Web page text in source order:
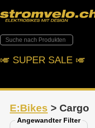
🎺︎ SUPER SALE 🎺︎
E:Bikes > Cargo
Angewandter Filter